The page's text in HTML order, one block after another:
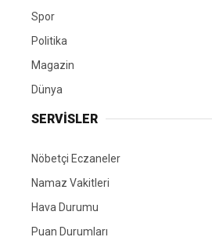
Spor
Politika
Magazin
Dünya
SERVİSLER
Nöbetçi Eczaneler
Namaz Vakitleri
Hava Durumu
Puan Durumları